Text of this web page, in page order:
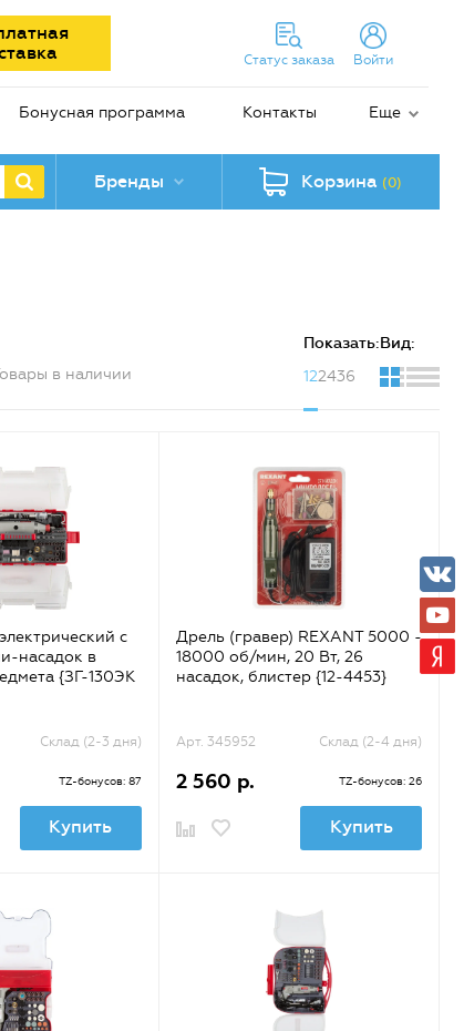
Статус заказа Войти
Бонусная программа Контакты Еще
Бренды Корзина (0)
в наличии
Показать:
122436
Вид:
с
насадок в
{ЗГ-130ЭК
Склад (2-3 дня)
TZ-бонусов: 87
Купить
Дрель (гравер) REXANT 5000 -
18000 об/мин, 20 Вт, 26
насадок, блистер {12-4453}
Арт. 345952 Склад (2-4 дня)
2 560 р. TZ-бонусов: 26
Купить